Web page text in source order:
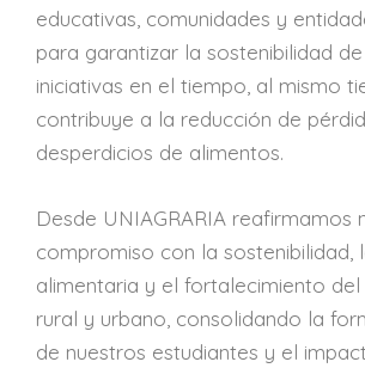
educativas, comunidades y
para garantizar la sostenibilidad
iniciativas en el tiempo, al mismo
contribuye a la reducción de
desperdicios de alimentos.
Desde UNIAGRARIA reafirmamos
compromiso con la sostenibilidad,
alimentaria y el fortalecimiento
rural y urbano, consolidando la
de nuestros estudiantes y el